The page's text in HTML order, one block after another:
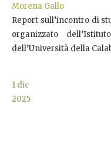
Morena Gallo
Report sull’incontro di
organizzato
dell’Università della
1 dic
2025